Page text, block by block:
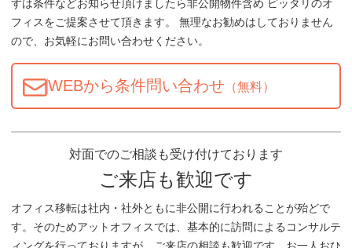
ずは条件などお知らせ頂けましたら非公開物件含め ピッタリのオ
フィスをご提案させて頂きます。 無理なお勧めはしておりません
ので、お気軽にお問い合わせください。
WEBから条件問い合わせ （無料）
対面でのご相談も受け付けております
ご来店も歓迎です
オフィス移転は社内・社外ともに非公開に行われることが殆どで
す。そのためアットオフィスでは、基本的に訪問によるコンサルテ